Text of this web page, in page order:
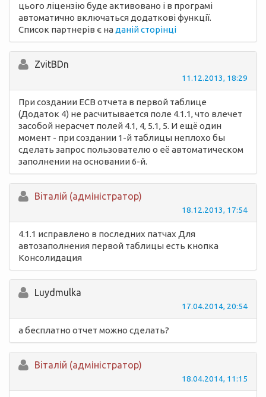
цього ліцензію буде активовано і в програмі
автоматично включаться додаткові функції.
Список партнерів є на даній сторінці
ZvitBDn
11.12.2013, 18:29
При создании ЕСВ отчета в первой таблице
(Додаток 4) не расчитывается поле 4.1.1, что влечет
засобой нерасчет полей 4.1, 4, 5.1, 5. И ещё один
момент - при создании 1-й таблицы неплохо бы
сделать запрос пользователю о её автоматическом
заполнении на основании 6-й.
Вiталій (адміністратор)
18.12.2013, 17:54
4.1.1 исправлено в последних патчах Для
автозаполнения первой таблицы есть кнопка
Консолидация
Luydmulka
17.04.2014, 20:54
а бесплатно отчет можно сделать?
Вiталій (адміністратор)
18.04.2014, 11:15